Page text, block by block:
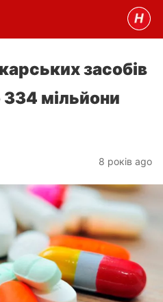
засобів
мільйони
8 років ago